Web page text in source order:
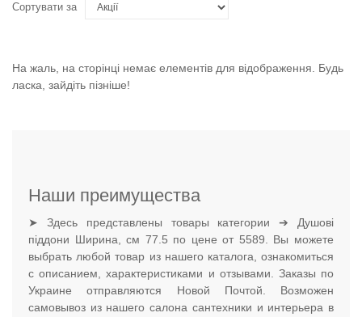
Сортувати за
На жаль, на сторінці немає елементів для відображення. Будь
ласка, зайдіть пізніше!
Наши преимущества
➤ Здесь представлены товары категории ➔ Душові
піддони Ширина, см 77.5 по цене от 5589. Вы можете
выбрать любой товар из нашего каталога, ознакомиться
с описанием, характеристиками и отзывами. Заказы по
Украине отправляются Новой Почтой. Возможен
самовывоз из нашего салона сантехники и интерьера в